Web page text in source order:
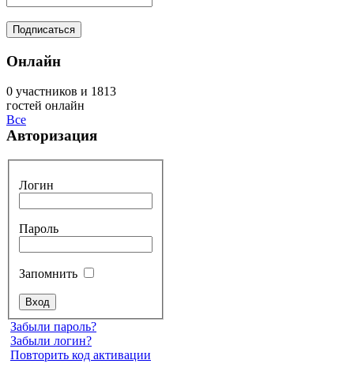
Онлайн
0 участников и 1813
гостей онлайн
Все
Авторизация
Логин
Пароль
Запомнить
Забыли пароль?
Забыли логин?
Повторить код активации